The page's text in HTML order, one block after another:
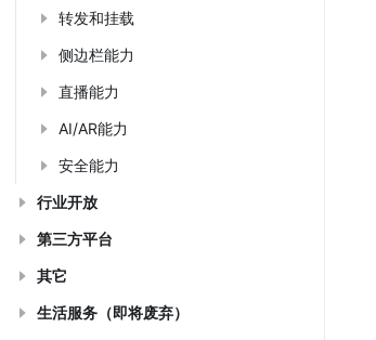
转发和挂载
侧边栏能力
直播能力
AI/AR能力
安全能力
行业开放
第三方平台
其它
生活服务（即将废弃）